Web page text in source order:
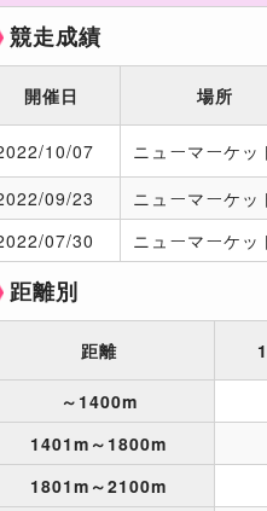
競走成績
開催日 場所
10/07 ニューマーケッ
09/23 ニューマーケッ
07/30 ニューマーケッ
距離別
距離
～1400m
1401m～1800m
1801m～2100m